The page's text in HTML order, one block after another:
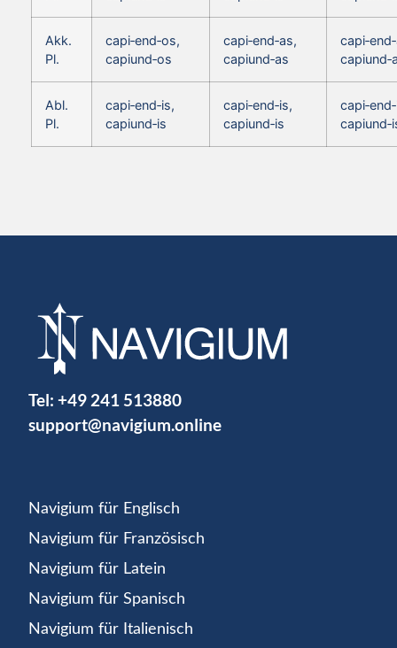
Akk.
Pl.
capi‑end‑os,
capiund‑os
capi‑end‑as,
capiund‑as
Abl.
Pl.
capi‑end‑is,
capiund‑is
capi‑end‑is,
capiund‑is
Tel: +49 241 513880
support@navigium.online
Navigium für Englisch
Navigium für Französisch
Navigium für Latein
Navigium für Spanisch
Navigium für Italienisch